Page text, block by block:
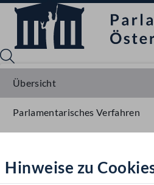
Hilfe
Hinweise zu
Übersicht
Parlamentarisches Verfahren